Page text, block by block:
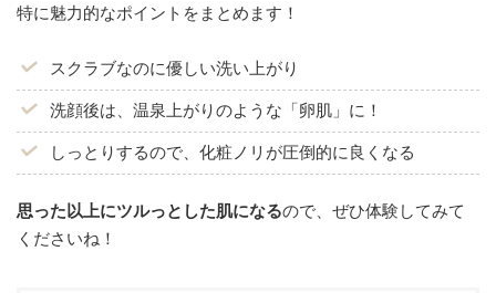
特に魅力的なポイントをまとめます！
スクラブなのに優しい洗い上がり
洗顔後は、温泉上がりのような「卵肌」に！
しっとりするので、化粧ノリが圧倒的に良くなる
思った以上にツルっとした肌になるので、ぜひ体験してみて
くださいね！